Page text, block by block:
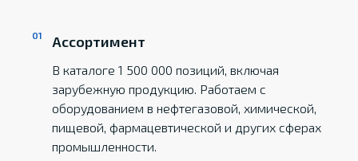
Ассортимент
В каталоге 1 500 000 позиций, включая
зарубежную продукцию. Работаем с
оборудованием в нефтегазовой, химической,
пищевой, фармацевтической и других сферах
промышленности.